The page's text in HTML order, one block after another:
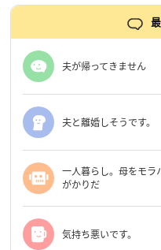
夫が帰ってきません
夫と離婚しそうです。
一人暮らし。母をモラ
がかりだ
気持ち悪いです。